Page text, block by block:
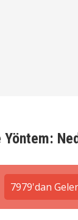
7979'dan